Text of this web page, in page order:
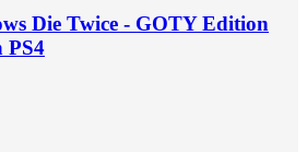
Die Twice - GOTY Edition
PS4